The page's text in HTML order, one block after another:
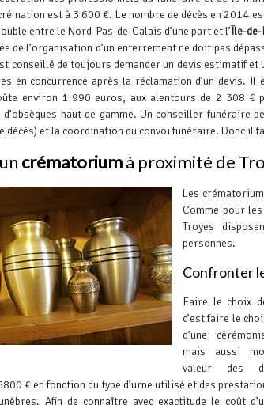
est à 3 600 €. Le nombre de décès en 2014
entre le Nord-Pas-de-Calais d’une part et l’Île-
de l’organisation d’un enterrement ne doit pas
conseillé de toujours demander un devis estimatif et
en concurrence après la réclamation d’un devis.
environ 1 990 euros, aux alentours de 2 308
haut de gamme. Un conseiller funéraire
décès) et la coordination du convoi funéraire. Donc il
crématoriumà proximité de
Les
Comme pour
Troyes
personnes.
Confronter
Faire le choix
c’est faire le
d’une
mais aussi
valeur des
€ en fonction du type d’urne utilisé et des
Afin de connaître avec exactitude le coût